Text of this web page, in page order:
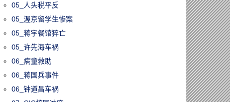
05_人头税平反
05_渥京留学生惨案
05_蒋宇餐馆猝亡
05_许先海车祸
06_病童救助
06_蒋国兵事件
06_钟道昌车祸